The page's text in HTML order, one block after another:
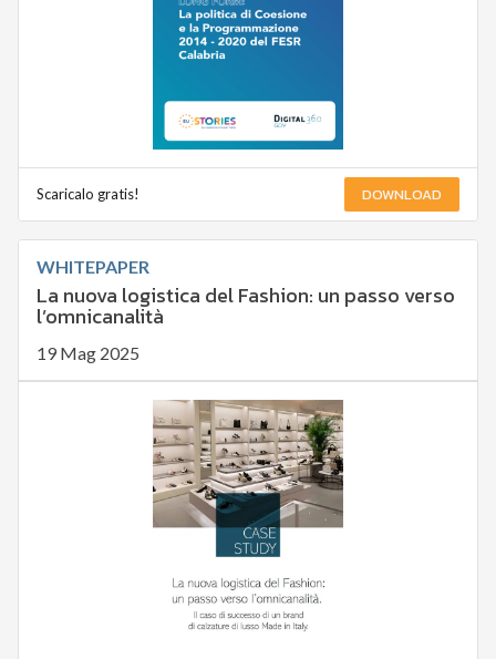
Scaricalo gratis! DOWNLOAD
WHITEPAPER
La nuova logistica del Fashion: un passo verso
l’omnicanalità
19 Mag 2025